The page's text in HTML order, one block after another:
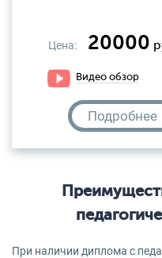
Цена: 20000
Видео обзор
Подробнее
При наличии диплома с